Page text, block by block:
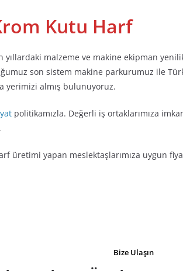
Kutu Harf
yıllardaki malzeme ve makine ekipman
son sistem makine parkurumuz ile
yerimizi almış bulunuyoruz.
politikamızla. Değerli iş ortaklarımıza
üretimi yapan meslektaşlarımıza uygun
Bize Ulaşın